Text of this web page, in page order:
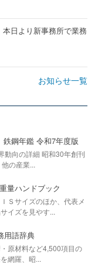
日より新事務所で業務
お知らせ一覧
鉄鋼年鑑 令和7年度版
動向の詳細 昭和30年創刊
の産業...
量ハンドブック
Ｓサイズのほか、代表メ
イズを見やす...
用語辞典
原材料など4,500項目の
網羅、昭...